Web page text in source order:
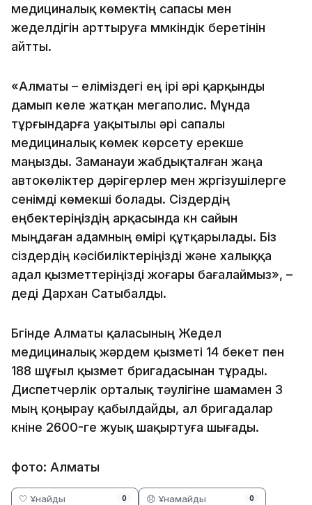
медициналық көмектің сапасы мен
жеделдігін арттыруға мүмкіндік беретінін
айтты.
«Алматы – еліміздегі ең ірі әрі қарқынды
дамып келе жатқан мегаполис. Мұнда
тұрғындарға уақытылы әрі сапалы
медициналық көмек көрсету ерекше
маңызды. Заманауи жабдықталған жаңа
автокөліктер дәрігерлер мен жүргізушілерге
сенімді көмекші болады. Сіздердің
еңбектеріңіздің арқасында күн сайын
мыңдаған адамның өмірі құтқарылады. Біз
сіздердің кәсібиліктеріңізді және халыққа
адал қызметтеріңізді жоғары бағалаймыз», –
деді Дархан Сатыбалды.
Бүгінде Алматы қаласының Жедел
медициналық жәрдем қызметі 14 бекет пен
188 шұғыл қызмет бригадасынан тұрады.
Диспетчерлік орталық тәулігіне шамамен 3
мың қоңырау қабылдайды, ал бригадалар
күніне 2600-ге жуық шақыртуға шығады.
фото: Алматы
🤍 Ұнайды 0 😞 Ұнамайды 0